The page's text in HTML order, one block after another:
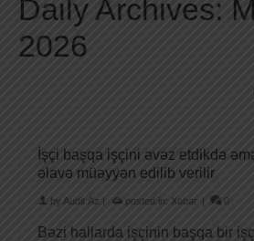
Daily Archives:
2026
İşçi başqa işçini əvəz etdikdə
əlavə müəyyən edilib verilir
by Audit.Az | posted in: Xəbər | 0
Bəzi hallarda işçinin başqa bir